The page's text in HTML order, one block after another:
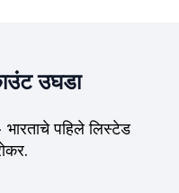
उघडा
भारताचे पहिले लिस्टेड